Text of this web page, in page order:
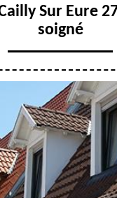
Sur Eure
soigné